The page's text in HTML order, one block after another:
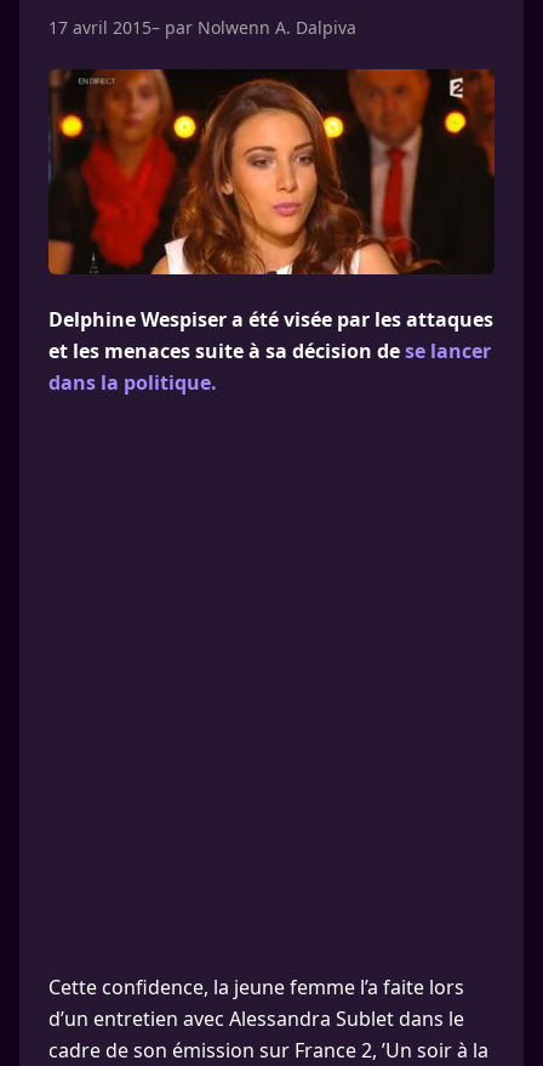
17 avril 2015– par Nolwenn A. Dalpiva
Delphine Wespiser a été visée par les attaques
et les menaces suite à sa décision dese lancer
dans la politique.
Cette confidence, la jeune femme l’a faite lors
d’un entretien avec Alessandra Sublet dans le
cadre de son émission sur France 2, ’Un soir à la